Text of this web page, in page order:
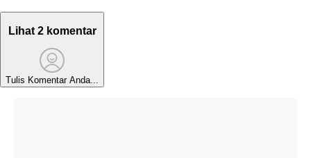
Lihat 2 komentar
Tulis Komentar Anda...